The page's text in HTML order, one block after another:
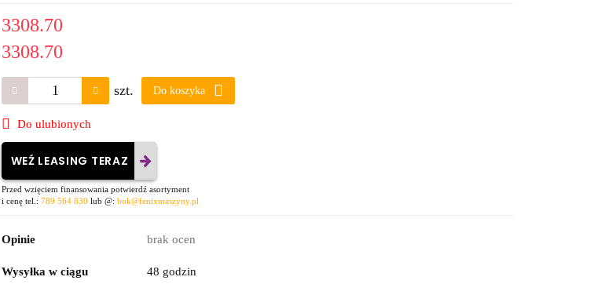
3308.70
3308.70
szt. Do koszyka
Do ulubionych
WEŹ LEASING TERAZ
Przed wzięciem finansowania potwierdź asortyment
i cenę tel.: 789 564 830 lub @: bok@fenixmaszyny.pl
Opinie brak ocen
Wysyłka w ciągu 48 godzin